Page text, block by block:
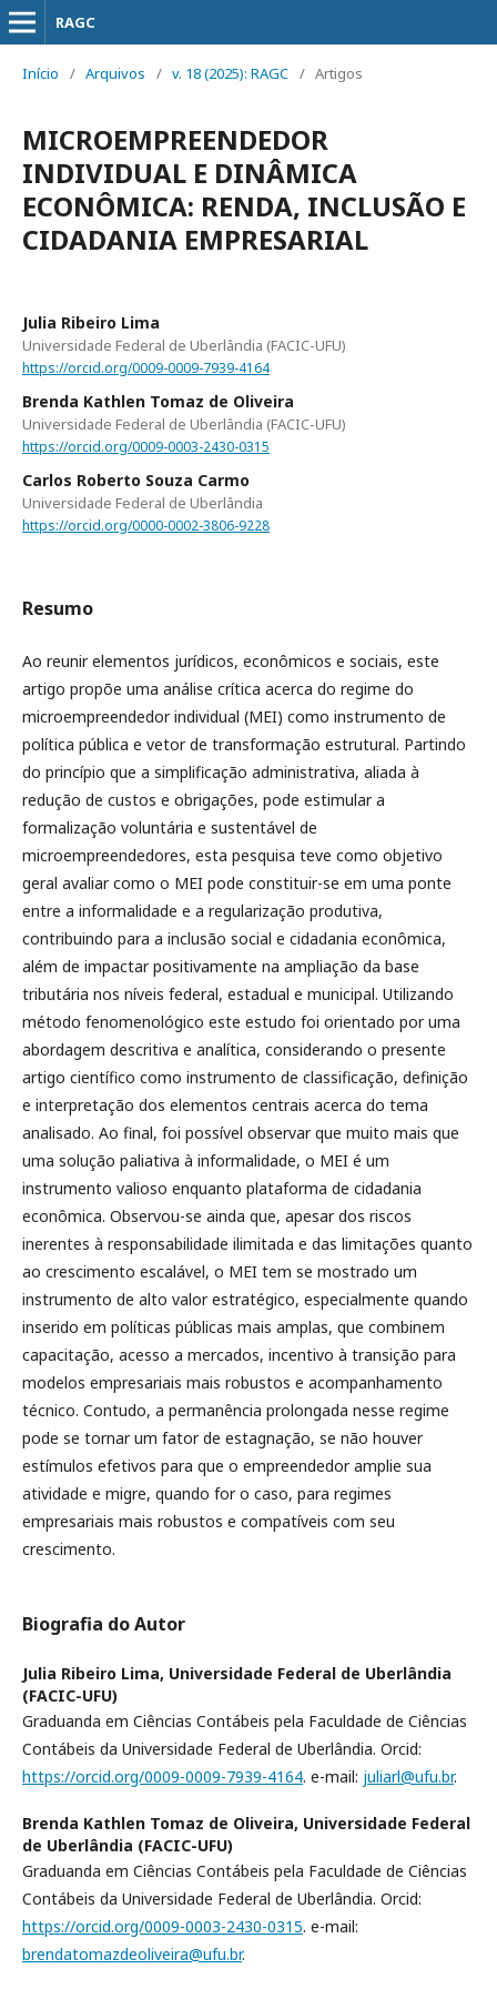
RAGC
Início / Arquivos / v. 18 (2025): RAGC / Artigos
MICROEMPREENDEDOR
INDIVIDUAL E DINÂMICA
ECONÔMICA: RENDA, INCLUSÃO E
CIDADANIA EMPRESARIAL
Julia Ribeiro Lima
Universidade Federal de Uberlândia (FACIC-UFU)
https://orcid.org/0009-0009-7939-4164
Brenda Kathlen Tomaz de Oliveira
Universidade Federal de Uberlândia (FACIC-UFU)
https://orcid.org/0009-0003-2430-0315
Carlos Roberto Souza Carmo
Universidade Federal de Uberlândia
https://orcid.org/0000-0002-3806-9228
Resumo
Ao reunir elementos jurídicos, econômicos e sociais, este
artigo propõe uma análise crítica acerca do regime do
microempreendedor individual (MEI) como instrumento de
política pública e vetor de transformação estrutural. Partindo
do princípio que a simplificação administrativa, aliada à
redução de custos e obrigações, pode estimular a
formalização voluntária e sustentável de
microempreendedores, esta pesquisa teve como objetivo
geral avaliar como o MEI pode constituir-se em uma ponte
entre a informalidade e a regularização produtiva,
contribuindo para a inclusão social e cidadania econômica,
além de impactar positivamente na ampliação da base
tributária nos níveis federal, estadual e municipal. Utilizando
método fenomenológico este estudo foi orientado por uma
abordagem descritiva e analítica, considerando o presente
artigo científico como instrumento de classificação, definição
e interpretação dos elementos centrais acerca do tema
analisado. Ao final, foi possível observar que muito mais que
uma solução paliativa à informalidade, o MEI é um
instrumento valioso enquanto plataforma de cidadania
econômica. Observou-se ainda que, apesar dos riscos
inerentes à responsabilidade ilimitada e das limitações quanto
ao crescimento escalável, o MEI tem se mostrado um
instrumento de alto valor estratégico, especialmente quando
inserido em políticas públicas mais amplas, que combinem
capacitação, acesso a mercados, incentivo à transição para
modelos empresariais mais robustos e acompanhamento
técnico. Contudo, a permanência prolongada nesse regime
pode se tornar um fator de estagnação, se não houver
estímulos efetivos para que o empreendedor amplie sua
atividade e migre, quando for o caso, para regimes
empresariais mais robustos e compatíveis com seu
crescimento.
Biografia do Autor
Julia Ribeiro Lima, Universidade Federal de Uberlândia
(FACIC-UFU)
Graduanda em Ciências Contábeis pela Faculdade de Ciências
Contábeis da Universidade Federal de Uberlândia. Orcid:
https://orcid.org/0009-0009-7939-4164. e-mail: juliarl@ufu.br.
Brenda Kathlen Tomaz de Oliveira, Universidade Federal
de Uberlândia (FACIC-UFU)
Graduanda em Ciências Contábeis pela Faculdade de Ciências
Contábeis da Universidade Federal de Uberlândia. Orcid:
https://orcid.org/0009-0003-2430-0315. e-mail:
brendatomazdeoliveira@ufu.br.